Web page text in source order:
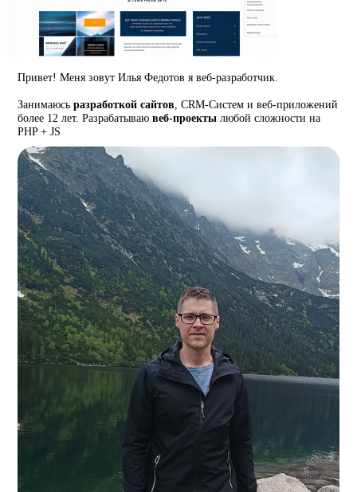
Привет! Меня зовут Илья Федотов я веб-разработчик.
Занимаюсьразработкой сайтов, CRM-Систем и веб-приложений
более 12 лет. Разрабатываювеб-проекты любой сложности на
PHP + JS